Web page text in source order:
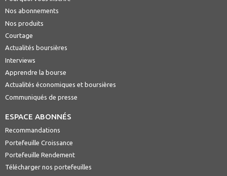
Nos abonnements
Nos produits
Courtage
Actualités boursières
Interviews
Apprendre la bourse
Actualités économiques et boursières
Communiqués de presse
ESPACE ABONNÉS
Recommandations
Portefeuille Croissance
Portefeuille Rendement
Télécharger nos portefeuilles